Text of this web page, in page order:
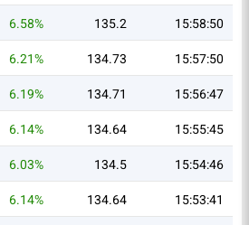
15:58:50
135.2
6.58%
15:57:50
134.73
6.21%
15:56:47
134.71
6.19%
15:55:45
134.64
6.14%
15:54:46
134.5
6.03%
15:53:41
134.64
6.14%